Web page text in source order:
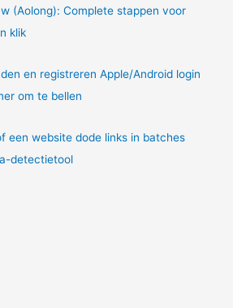
(Aolong): Complete stappen voor
klik
en registreren Apple/Android login
om te bellen
een website dode links in batches
detectietool